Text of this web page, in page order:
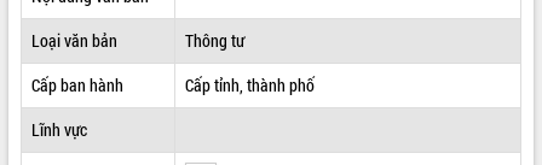
ĐIỂM TIN VĂN BẢN
QUY HOẠCH - KẾ HOẠCH
Loại văn bản
Thông tư
Cấp ban hành
Cấp tỉnh, thành phố
Lĩnh vực